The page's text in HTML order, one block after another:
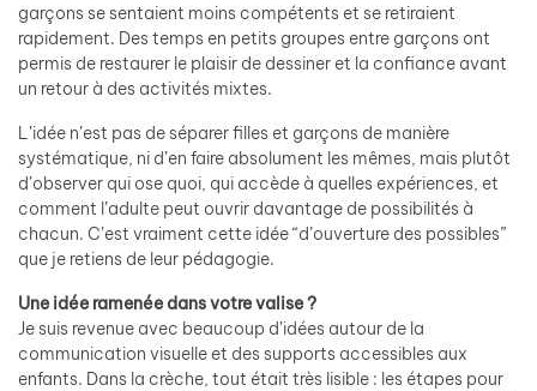
garçons se sentaient moins compétents et se retiraient
rapidement. Des temps en petits groupes entre garçons ont
permis de restaurer le plaisir de dessiner et la confiance avant
un retour à des activités mixtes.
L’idée n’est pas de séparer filles et garçons de manière
systématique, ni d’en faire absolument les mêmes, mais plutôt
d’observer qui ose quoi, qui accède à quelles expériences, et
comment l’adulte peut ouvrir davantage de possibilités à
chacun. C’est vraiment cette idée “d’ouverture des possibles”
que je retiens de leur pédagogie.
Une idée ramenée dans votre valise ?
Je suis revenue avec beaucoup d’idées autour de la
communication visuelle et des supports accessibles aux
enfants. Dans la crèche, tout était très lisible : les étapes pour